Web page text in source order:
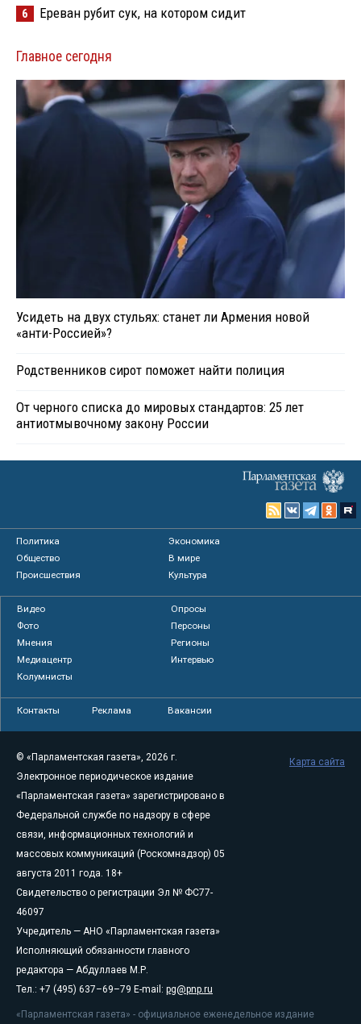
6 Ереван рубит сук, на котором сидит
Главное сегодня
Усидеть на двух стульях: станет ли Армения новой
«анти-Россией»?
Родственников сирот поможет найти полиция
От черного списка до мировых стандартов: 25 лет
антиотмывочному закону России
Политика
Экономика
Общество
В мире
Происшествия
Культура
Видео
Опросы
Фото
Персоны
Мнения
Регионы
Медиацентр
Интервью
Колумнисты
Контакты Реклама Вакансии
© «Парламентская газета», 2026 г.
Электронное периодическое издание
«Парламентская газета» зарегистрировано в
Федеральной службе по надзору в сфере
связи, информационных технологий и
массовых коммуникаций (Роскомнадзор) 05
августа 2011 года. 18+
Свидетельство о регистрации Эл № ФС77-
46097
Учредитель — АНО «Парламентская газета»
Исполняющий обязанности главного
редактора — Абдуллаев М.Р.
Тел.: +7 (495) 637–69–79 E-mail: pg@pnp.ru
«Парламентская газета» - официальное еженедельное издание
Карта сайта